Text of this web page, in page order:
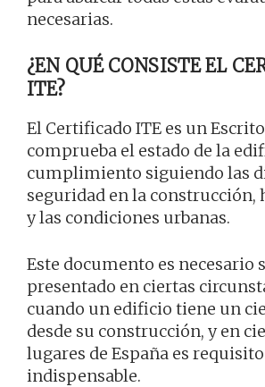
necesarias.
¿EN QUÉ CONSISTE EL
ITE?
El Certificado ITE es un
comprueba el estado de la
cumplimiento siguiendo las
seguridad en la construcción,
y las condiciones urbanas.
Este documento es necesario
presentado en ciertas
cuando un edificio tiene un
desde su construcción, y en
lugares de España es requisito
indispensable.